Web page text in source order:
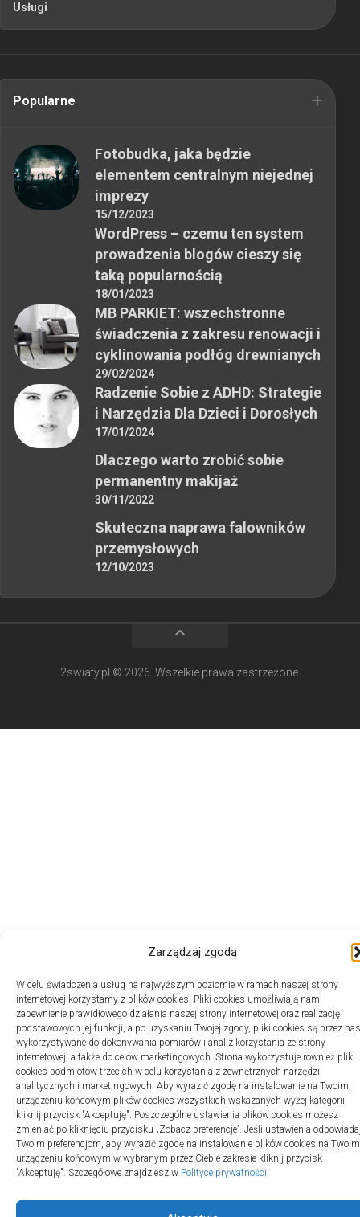
Zarządzaj zgodą
W celu świadczenia usług na najwyższym poziomie w ramach naszej strony
internetowej korzystamy z plików cookies. Pliki cookies umożliwiają nam
zapewnienie prawidłowego działania naszej strony internetowej oraz realizację
podstawowych jej funkcji, a po uzyskaniu Twojej zgody, pliki cookies są przez nas
wykorzystywane do dokonywania pomiarów i analiz korzystania ze strony
internetowej, a także do celów marketingowych. Strona wykorzystuje również pliki
cookies podmiotów trzecich w celu korzystania z zewnętrznych narzędzi
analitycznych i marketingowych. Aby wyrazić zgodę na instalowanie na Twoim
urządzeniu końcowym plików cookies wszystkich wskazanych wyżej kategorii
kliknij przycisk "Akceptuję". Poszczególne ustawienia plików cookies możesz
zmieniać po kliknięciu przycisku „Zobacz preferencje”. Jeśli ustawienia
Twoim preferencjom, aby wyrazić zgodę na instalowanie plików cookies na Twoim
urządzeniu końcowym w wybranym przez Ciebie zakresie kliknij przycisk
"Akceptuję". Szczegółowe znajdziesz w Polityce prywatności.
Usługi
Popularne
Fotobudka, jaka będzie
elementem centralnym niejednej
imprezy
15/12/2023
WordPress – czemu ten system
prowadzenia blogów cieszy się
taką popularnością
18/01/2023
MB PARKIET: wszechstronne
świadczenia z zakresu renowacji i
cyklinowania podłóg drewnianych
29/02/2024
Radzenie Sobie z ADHD: Strategie
i Narzędzia Dla Dzieci i Dorosłych
17/01/2024
Dlaczego warto zrobić sobie
permanentny makijaż
30/11/2022
Skuteczna naprawa falowników
przemysłowych
12/10/2023
2swiaty.pl © 2026. Wszelkie prawa zastrzeżone.